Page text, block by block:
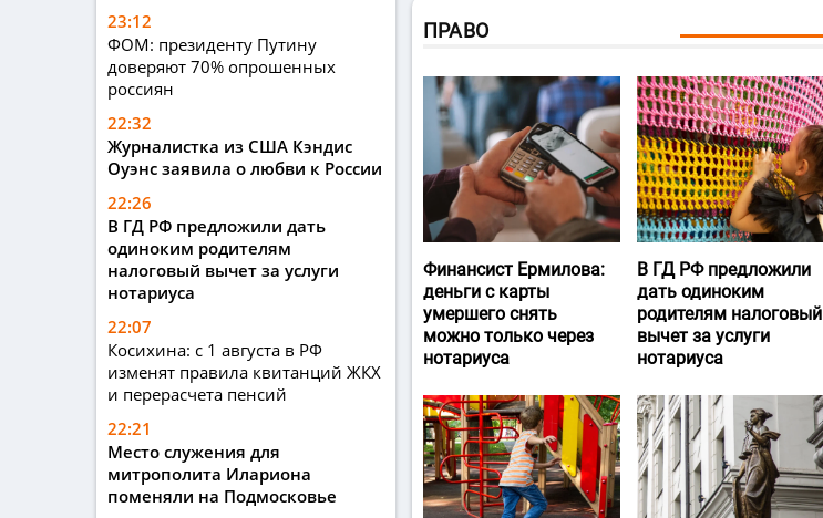
23:12
ФОМ: президенту Путину
доверяют 70% опрошенных
россиян
22:32
Журналистка из США Кэндис
Оуэнс заявила о любви к России
22:26
В ГД РФ предложили дать
одиноким родителям
налоговый вычет за услуги
нотариуса
22:07
Косихина: с 1 августа в РФ
изменят правила квитанций ЖКХ
и перерасчета пенсий
22:21
Место служения для
митрополита Илариона
поменяли на Подмосковье
ПРАВО
Финансист Ермилова:
деньги с карты
умершего снять
можно только через
нотариуса
В ГД РФ предложили
дать одиноким
родителям налоговый
вычет за услуги
нотариуса